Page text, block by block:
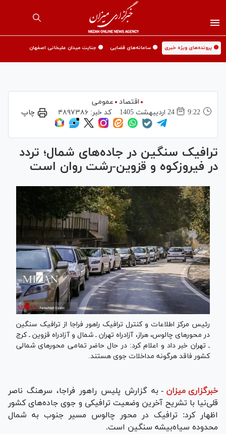
🟡 پرونده‌های ویژه خبری 🟡 سامانه‌های قضایی 🟡 جنایت میدان علیخانی اصفهان
اقتصاد
عمومی
9:22
24 ارديبهشت 1405 کد خبر:۴۸۹۷۳۸۶ چاپ
ترافیک سنگین در جاده‌های شمال؛ تردد
در فیروزکوه و قزوین-رشت روان است
رئیس مرکز اطلاعات و کنترل ترافیک راهور فراجا از ترافیک سنگین
در محور‌های چالوس، هراز، آزادراه تهران ـ شمال و آزادراه قزوین ـ کرج
ـ تهران خبر داد و اعلام کرد: در حال حاضر تمامی محور‌های شمالی
کشور فاقد هرگونه مداخلات جوی هستند.
خبرگزاری میزان - به گزارش پلیس راهور فراجا، سرهنگ ناصر
قلی‌نیا با تشریح آخرین وضعیت ترافیکی و جوی جاده‌های کشور
اظهار کرد: ترافیک در محور چالوس مسیر جنوب به شمال
محدوده سیاه‌بیشه سنگین است.